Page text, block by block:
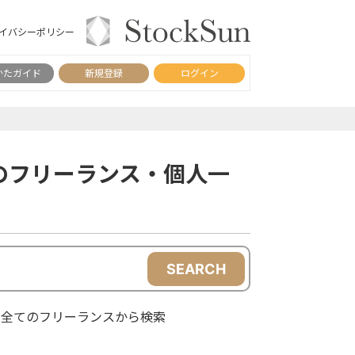
バシーポリシー
たガイド 新規登録 ログイン
リーランス・個人一
SEARCH
全てのフリーランスから検索